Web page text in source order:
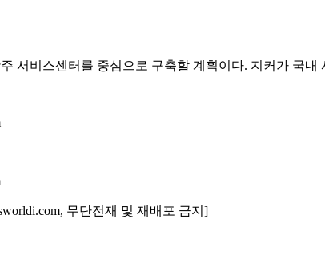
서비스센터를 중심으로 구축할 계획이다. 지커가 국
무단전재 및 재배포 금지]